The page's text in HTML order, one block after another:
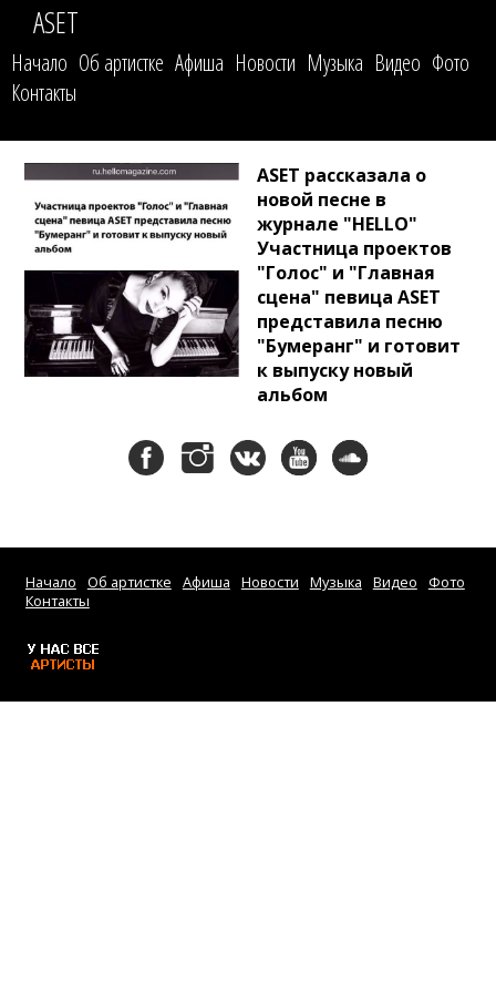
ASET
Начало Об артистке Афиша Новости Музыка Видео Фото
Контакты
ASET рассказала о
новой песне в
журнале "HELLO"
Участница проектов
"Голос" и "Главная
сцена" певица ASET
представила песню
"Бумеранг" и готовит
к выпуску новый
альбом
Начало Об артистке Афиша Новости Музыка Видео
Фото
Контакты